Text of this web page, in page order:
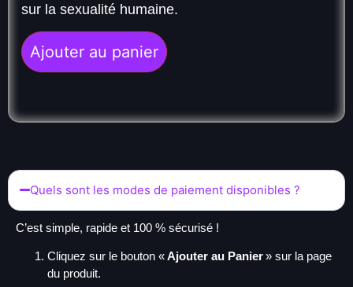
sur la sexualité humaine.
Ajouter au panier
Quels sont les modes de paiement disponibles ?
C’est simple, rapide et 100 % sécurisé !
Cliquez sur le bouton «Ajouter au Panier» sur la page
du produit.